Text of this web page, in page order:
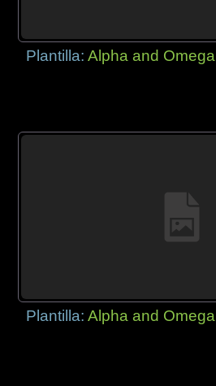
Plantilla:Alpha and Omega
Plantilla:Alpha and Omega